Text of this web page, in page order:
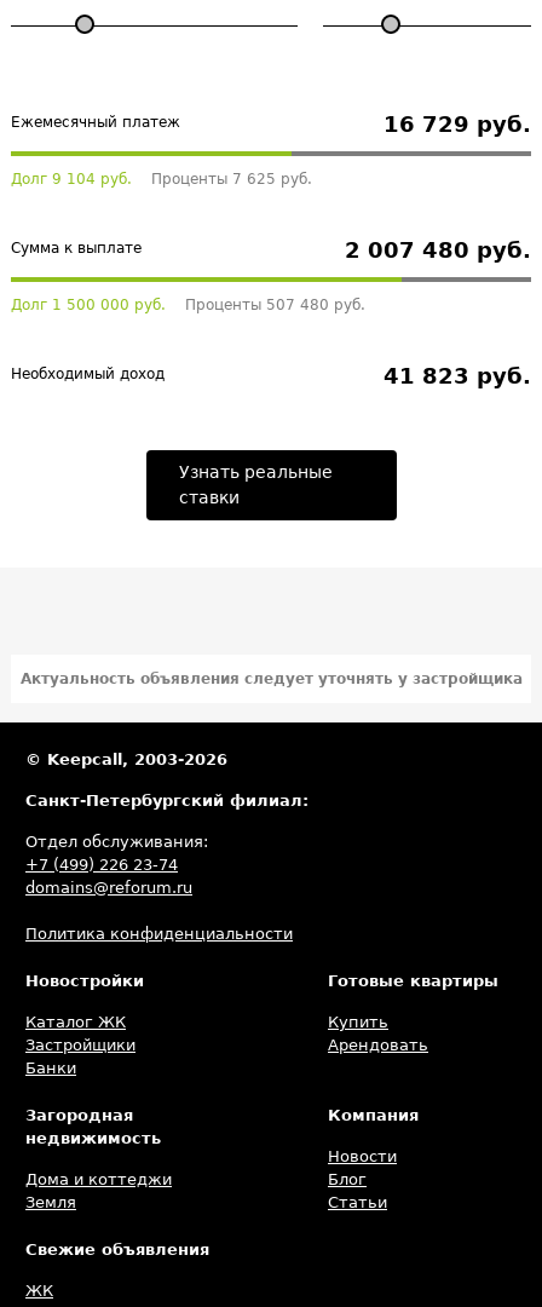
Ежемесячный платеж 16 729 руб.
Долг 9 104 руб. Проценты 7 625 руб.
Сумма к выплате 2 007 480 руб.
Долг 1 500 000 руб. Проценты 507 480 руб.
Необходимый доход 41 823 руб.
Узнать реальные
ставки
Актуальность объявления следует уточнять у застройщика
© Keepcall, 2003-2026
Санкт-Петербургский филиал:
Отдел обслуживания:
+7 (499) 226 23-74
domains@reforum.ru
Политика конфиденциальности
Новостройки
Каталог ЖК
Застройщики
Банки
Готовые квартиры
Купить
Арендовать
Загородная
недвижимость
Дома и коттеджи
Земля
Компания
Новости
Блог
Статьи
Свежие объявления
ЖК